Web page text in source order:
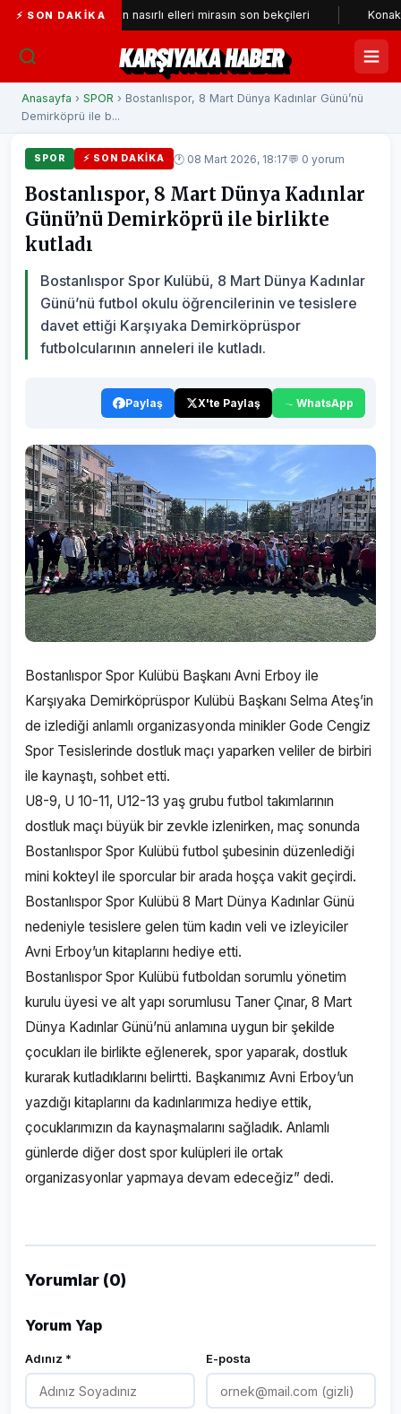
⚡ SON DAKIKA
Tarihi çarşının nasırlı elleri mirasın son bekçileri Konak’a yeni
KARŞIYAKA HABER
Anasayfa › SPOR › Bostanlıspor, 8 Mart Dünya Kadınlar Günü’nü
Demirköprü ile b...
SPOR ⚡ SON DAKIKA 🕐 08 Mart 2026, 18:17💬 0 yorum
Bostanlıspor, 8 Mart Dünya Kadınlar
Günü’nü Demirköprü ile birlikte
kutladı
Bostanlıspor Spor Kulübü, 8 Mart Dünya Kadınlar
Günü’nü futbol okulu öğrencilerinin ve tesislere
davet ettiği Karşıyaka Demirköprüspor
futbolcularının anneleri ile kutladı.
Paylaş X'te Paylaş WhatsApp
Bostanlıspor Spor Kulübü Başkanı Avni Erboy ile
Karşıyaka Demirköprüspor Kulübü Başkanı Selma Ateş’in
de izlediği anlamlı organizasyonda minikler Gode Cengiz
Spor Tesislerinde dostluk maçı yaparken veliler de birbiri
ile kaynaştı, sohbet etti.
U8-9, U 10-11, U12-13 yaş grubu futbol takımlarının
dostluk maçı büyük bir zevkle izlenirken, maç sonunda
Bostanlıspor Spor Kulübü futbol şubesinin düzenlediği
mini kokteyl ile sporcular bir arada hoşça vakit geçirdi.
Bostanlıspor Spor Kulübü 8 Mart Dünya Kadınlar Günü
nedeniyle tesislere gelen tüm kadın veli ve izleyiciler
Avni Erboy’un kitaplarını hediye etti.
Bostanlıspor Spor Kulübü futboldan sorumlu yönetim
kurulu üyesi ve alt yapı sorumlusu Taner Çınar, 8 Mart
Dünya Kadınlar Günü’nü anlamına uygun bir şekilde
çocukları ile birlikte eğlenerek, spor yaparak, dostluk
kurarak kutladıklarını belirtti. Başkanımız Avni Erboy’un
yazdığı kitaplarını da kadınlarımıza hediye ettik,
çocuklarımızın da kaynaşmalarını sağladık. Anlamlı
günlerde diğer dost spor kulüpleri ile ortak
organizasyonlar yapmaya devam edeceğiz” dedi.
Yorumlar (0)
Yorum Yap
Adınız * E-posta